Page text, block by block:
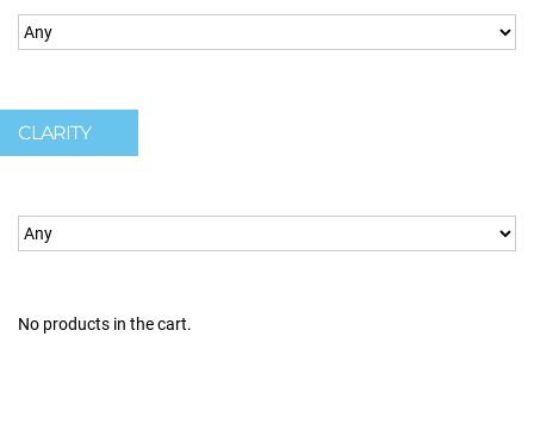
CLARITY
No products in the cart.